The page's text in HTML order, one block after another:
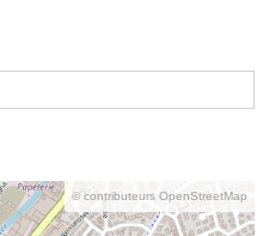
© contributeurs OpenStreetMap